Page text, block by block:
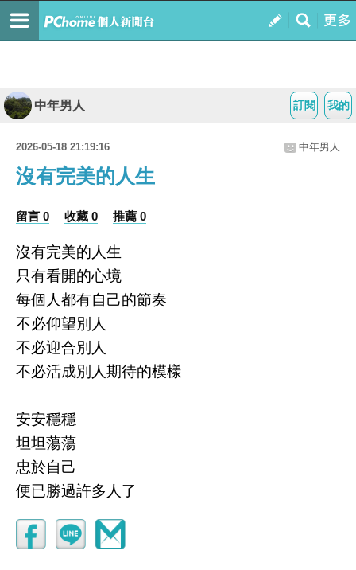
我的
訂閱
中年男人
2026-05-18 21:19:16 中年男人
沒有完美的人生
留言 0 收藏 0 推薦 0
沒有完美的人生
只有看開的心境
每個人都有自己的節奏
不必仰望別人
不必迎合別人
不必活成別人期待的模樣
安安穩穩
坦坦蕩蕩
忠於自己
便已勝過許多人了